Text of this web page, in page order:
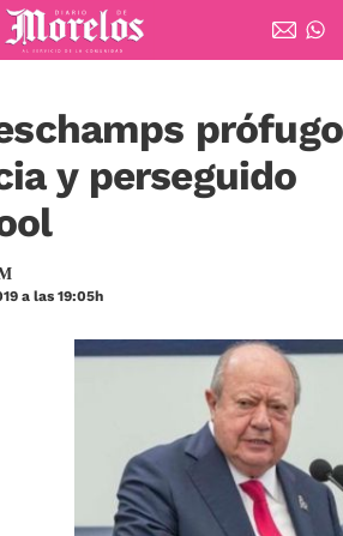
Morelos
prófugo
y perseguido
a las 19:05h